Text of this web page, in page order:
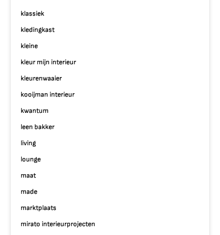
klassiek
kledingkast
kleine
kleur mijn interieur
kleurenwaaier
kooijman interieur
kwantum
leen bakker
living
lounge
maat
made
marktplaats
mirato interieurprojecten